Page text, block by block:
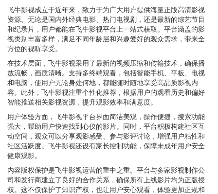
飞牛影视成立于近年来，致力于为广大用户提供海量正版高清影视
资源。无论是国内外经典电影、热门电视剧，还是最新的综艺节目
和纪录片，用户都能在飞牛影视平台上一站式获取。平台涵盖的影
视类别丰富多样，满足不同年龄层和兴趣爱好的观众需求，带来全
方位的视听享受。
在技术层面，飞牛影视采用了最新的视频压缩和传输技术，确保播
放流畅，画质清晰。支持多终端观看，包括智能手机、平板、电视
和电脑，使用户无论身处何地，都能随时随地享受高品质影视内
容。此外，飞牛影视注重个性化推荐，根据用户的观看历史和偏好
智能推送相关影视资源，提升观影效率和满意度。
用户体验方面，飞牛影视平台界面简洁美观，操作便捷，搜索功能
强大，帮助用户快速找到心仪的影片。同时，平台积极构建社区互
动空间，观众可以分享观影感受、参与影评讨论，增强用户粘性和
社区活跃度。飞牛影视还设有家长控制功能，保障未成年用户安全
健康观影。
内容版权保护是飞牛影视运营的重中之重。平台与多家影视制作公
司和发行商建立了良好的合作关系，确保所有上线影片均为正版授
权。这不仅保护了知识产权，也让用户安心观看，体验更加正规和